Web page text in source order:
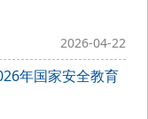
2026-04-22
年国家安全教育